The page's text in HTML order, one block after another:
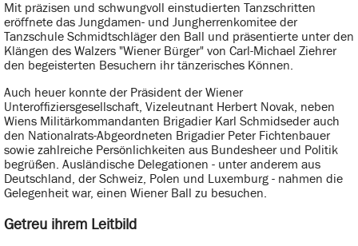
Mit präzisen und schwungvoll einstudierten Tanzschritten
eröffnete das Jungdamen- und Jungherrenkomitee der
Tanzschule Schmidtschläger den Ball und präsentierte unter den
Klängen des Walzers "Wiener Bürger" von Carl-Michael Ziehrer
den begeisterten Besuchern ihr tänzerisches Können.
Auch heuer konnte der Präsident der Wiener
Unteroffiziersgesellschaft, Vizeleutnant Herbert Novak, neben
Wiens Militärkommandanten Brigadier Karl Schmidseder auch
den Nationalrats-Abgeordneten Brigadier Peter Fichtenbauer
sowie zahlreiche Persönlichkeiten aus Bundesheer und Politik
begrüßen. Ausländische Delegationen - unter anderem aus
Deutschland, der Schweiz, Polen und Luxemburg - nahmen die
Gelegenheit war, einen Wiener Ball zu besuchen.
Getreu ihrem Leitbild